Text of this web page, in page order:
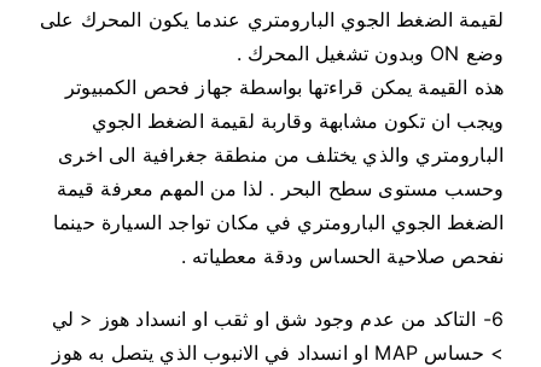
لقيمة الضغط الجوي البارومتري عندما يكون المحرك على
وضع ON وبدون تشغيل المحرك .
هذه القيمة يمكن قراءتها بواسطة جهاز فحص الكمبيوتر
ويجب ان تكون مشابهة وقاربة لقيمة الضغط الجوي
البارومتري والذي يختلف من منطقة جغرافية الى اخرى
وحسب مستوى سطح البحر . لذا من المهم معرفة قيمة
الضغط الجوي البارومتري في مكان تواجد السيارة حينما
نفحص صلاحية الحساس ودقة معطياته .
6- التاكد من عدم وجود شق او ثقب او انسداد هوز < لي
> حساس MAP او انسداد في الانبوب الذي يتصل به هوز